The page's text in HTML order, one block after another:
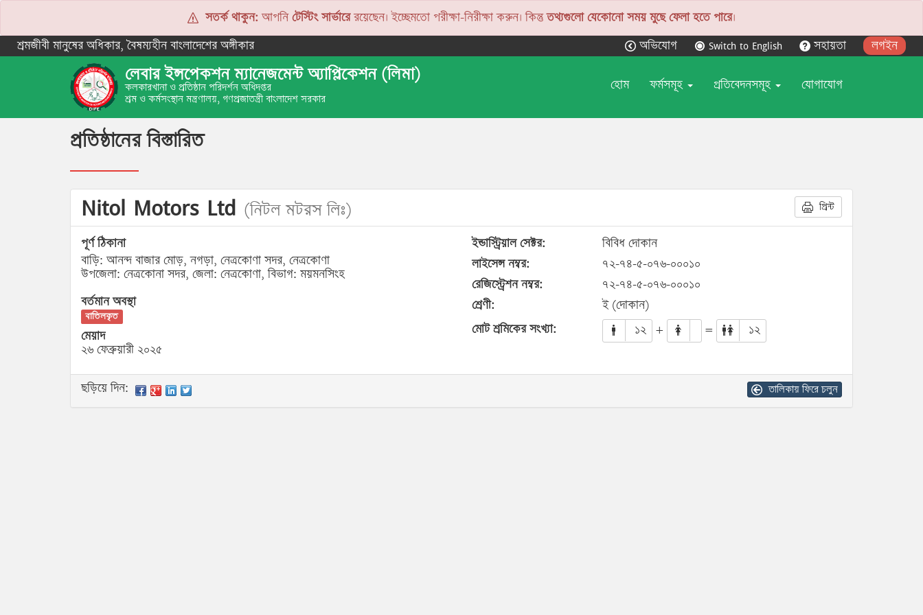
সতর্ক থাকুন: আপনিটেস্টিং সার্ভারেরয়েছেন। ইচ্ছেমতো পরীক্ষা-নিরীক্ষা করুন। কিন্তুতথ্যগুলো যেকোনো সময় মুছে ফেলা হতে পারে।
শ্রমজীবী মানুষের অধিকার, বৈষম্যহীন বাংলাদেশের অঙ্গীকার
অভিযোগ Switch to English সহায়তা লগইন
লেবার ইন্সপেকশন ম্যানেজমেন্ট অ্যাপ্লিকেশন (লিমা)
কলকারখানা ও প্রতিষ্ঠান পরিদর্শন অধিদপ্তর
শ্রম ও কর্মসংস্থান মন্ত্রণালয়, গণপ্রজাতন্ত্রী বাংলাদেশ সরকার
হোম ফর্মসমূহ প্রতিবেদনসমূহ যোগাযোগ
প্রতিষ্ঠানের বিস্তারিত
Nitol Motors Ltd (নিটল মটরস লিঃ) প্রিন্ট
পূর্ণ ঠিকানা
বাড়ি: আনন্দ বাজার মোড়, নগড়া, নেত্রকোণা সদর, নেত্রকোণা
উপজেলা: নেত্রকোনা সদর, জেলা: নেত্রকোণা, বিভাগ: ময়মনসিংহ
বর্তমান অবস্থা
বাতিলকৃত
মেয়াদ
২৬ ফেব্রুয়ারী ২০২৫
ইন্ডাস্ট্রিয়াল সেক্টর:
বিবিধ দোকান
লাইসেন্স নম্বর:
৭২-৭৪-৫-০৭৬-০০০১০
রেজিস্ট্রেশন নম্বর:
৭২-৭৪-৫-০৭৬-০০০১০
শ্রেণী:
ই (দোকান)
মোট শ্রমিকের সংখ্যা:
১২ + = ১২
ছড়িয়ে দিন: তালিকায় ফিরে চলুন